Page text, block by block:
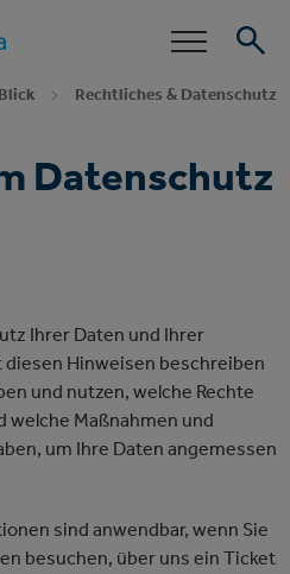
Rechtliches & Datenschutz
Datenschutz
Ihrer Daten und Ihrer
Hinweisen beschreiben
und nutzen, welche Rechte
welche Maßnahmen und
um Ihre Daten angemessen
sind anwendbar, wenn Sie
besuchen, über uns ein Ticket